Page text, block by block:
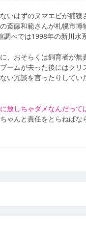
いはずのヌマエビが捕獲
斎藤和範さんが札幌市
べでは1998年の新川水
、おそらくは飼育者が無
ームが去った後にはク
い冗談を言ったりして
放しちゃダメなんだって
ゃんと責任をとらねばな